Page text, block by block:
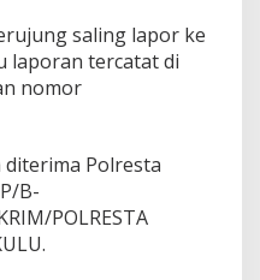
saling lapor ke
laporan tercatat di
nomor
Polresta
B-
POLRESTA